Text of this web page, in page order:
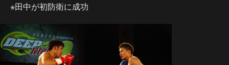
※田中が初防衛に成功